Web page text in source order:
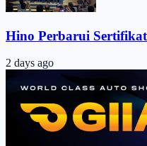
Hino Perbarui
2 days ago